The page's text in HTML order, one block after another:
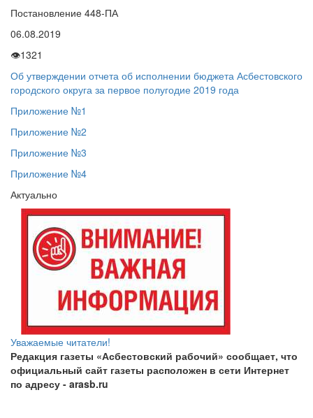
Постановление 448-ПА
06.08.2019
👁1321
Об утверждении отчета об исполнении бюджета Асбестовского
городского округа за первое полугодие 2019 года
Приложение №1
Приложение №2
Приложение №3
Приложение №4
Актуально
Уважаемые читатели!
Редакция газеты «Асбестовский рабочий» сообщает, что
официальный сайт газеты расположен в сети Интернет
по адресу - arasb.ru